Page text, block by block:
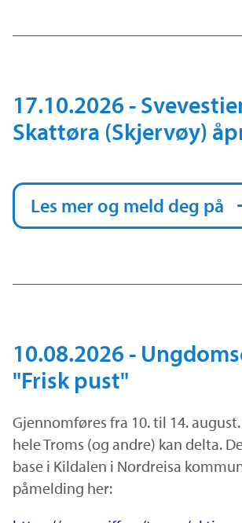
17.10.2026 -
Skattøra (Skjervøy)
Les mer og meld deg på
10.08.2026 -
"Frisk pust"
Gjennomføres fra 10. til 14.
hele Troms (og andre) kan delta.
base i Kildalen i Nordreisa
påmelding her: